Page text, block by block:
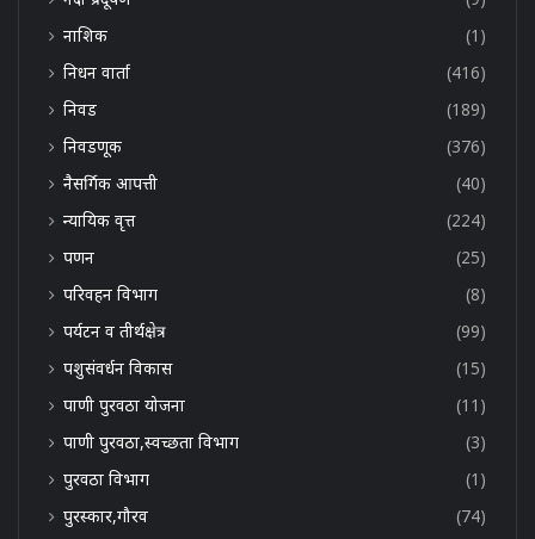
नाशिक
(1)
निधन वार्ता
(416)
निवड
(189)
निवडणूक
(376)
नैसर्गिक आपत्ती
(40)
न्यायिक वृत्त
(224)
पणन
(25)
परिवहन विभाग
(8)
पर्यटन व तीर्थक्षेत्र
(99)
पशुसंवर्धन विकास
(15)
पाणी पुरवठा योजना
(11)
पाणी पुरवठा,स्वच्छता विभाग
(3)
पुरवठा विभाग
(1)
पुरस्कार,गौरव
(74)